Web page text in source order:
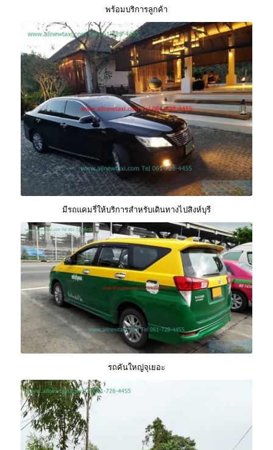
พร้อมบริการลูกค้า
มีรถแคมรี่ให้บริการสำหรับเดินทางไปสิงห์บุรี
รถคันใหญ่จุเยอะ